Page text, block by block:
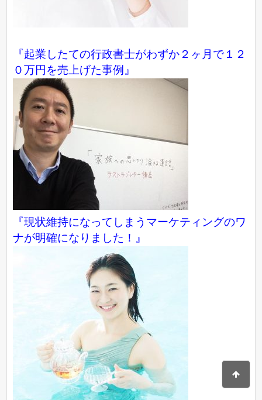
『起業したての行政書士がわずか２ヶ月で１２
０万円を売上げた事例』
『現状維持になってしまうマーケティングのワ
ナが明確になりました！』